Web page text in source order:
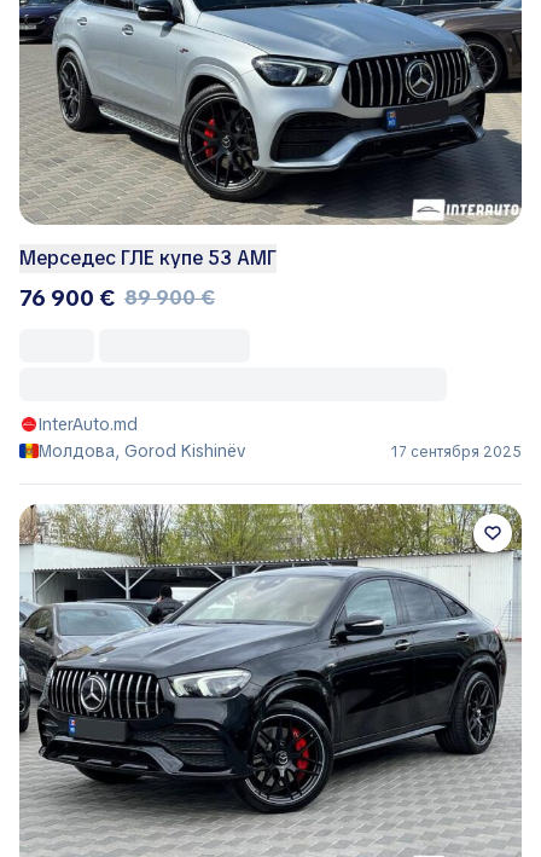
Мерседес ГЛЕ купе 53 АМГ
76 900 € 89 900 €
InterAuto.md
Молдова, Gorod Kishinëv
17 сентября 2025